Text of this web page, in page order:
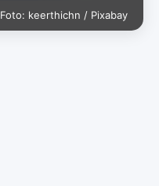
Foto: keerthichn / Pixabay